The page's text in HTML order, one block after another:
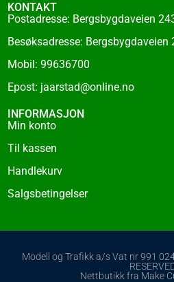
KONTAKT
Postadresse: Bergsbygdaveien
Besøksadresse: Bergsbygdaveien
Mobil: 99636700
Epost: jaarstad@online.no
INFORMASJON
Min konto
Til kassen
Handlekurv
Salgsbetingelser
Modell og Trafikk a/s Vat nr 991
Nettbutikk fra Make